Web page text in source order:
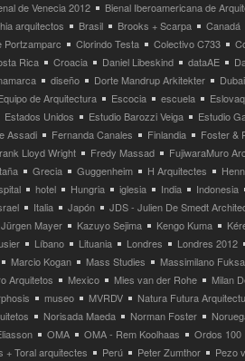
de Venecia 2012
Bienal Iberoamericana de
arquitectos Brasil Brooks + Scarpa
Canadá
Portzamparc Clorindo Testa Colectivo C733
Rica Croacia Daniel Libeskind dataAE
diseño Dorte Mandrup Arkitekter
Dubai
de Arquitectura Escocia escuela
Estados Unidos Estudio Barozzi Veiga
Estudio
Assadi Fernanda Canales Finlandia
Foster &
Lloyd Wright Fredy Massad
FujiwaraMuro
Grecia Guggenheim H Arquitectes
hotel Hungria iglesia India
Indonesia
Italia Japón
JDS - Julien De Smedt
Jürgen Mayer Kazuyo Sejima Kengo Kuma
Líbano Lituania Londres
Londres 2012
Marcio Kogan Mass Studies
Massimilano
Arquitetos Mexico Mies van der Rohe
Milan
museo MVRDV
Natura Futura
Norisada Maeda Norman Foster
OMA OMA - Rem Koolhaas
Ordos 100
+ Toral arquitectes Perú Peter Zumthor
Pezo